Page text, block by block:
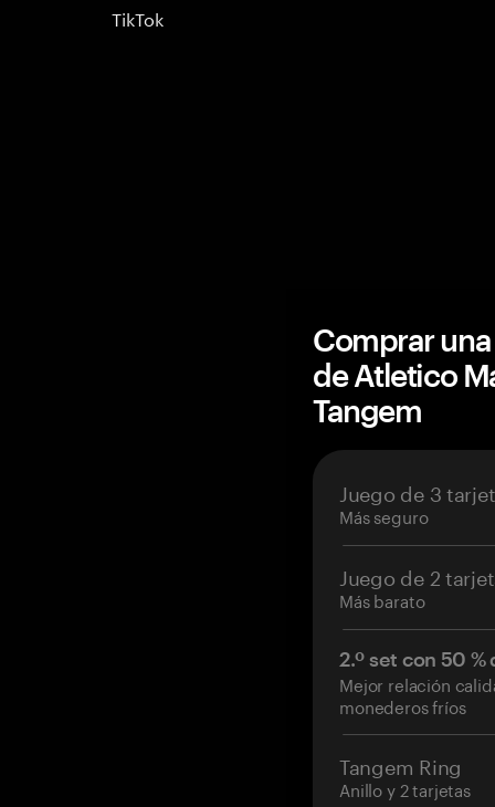
TikTok
Comprar
de Atletico
Tangem
Juego de 3
Más seguro
Juego de 2
Más barato
2.º set con 50
Mejor relación
monederos fríos
Tangem Ring
Anillo y 2 tarjetas